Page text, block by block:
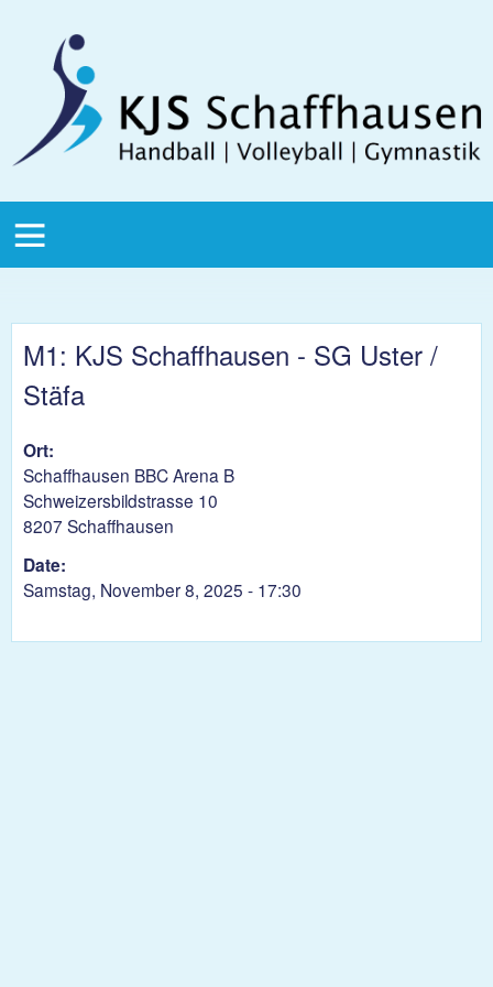
Schaffhausen
Menu
M1: KJS Schaffhausen - SG Uster /
Stäfa
Ort:
Schaffhausen BBC Arena B
Schweizersbildstrasse 10
8207 Schaffhausen
Date:
Samstag, November 8, 2025 - 17:30